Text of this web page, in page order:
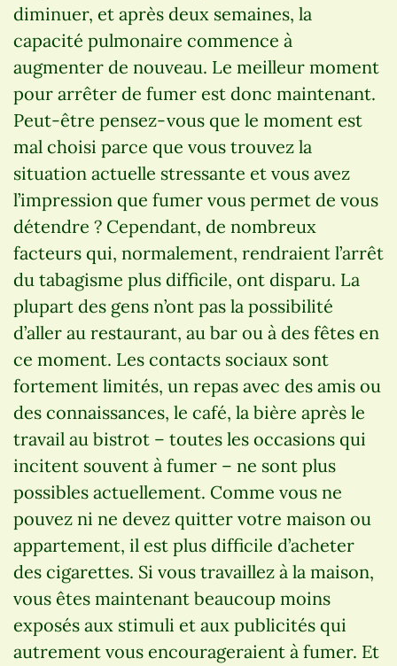
diminuer, et après deux semaines, la
capacité pulmonaire commence à
augmenter de nouveau. Le meilleur moment
pour arrêter de fumer est donc maintenant.
Peut-être pensez-vous que le moment est
mal choisi parce que vous trouvez la
situation actuelle stressante et vous avez
l’impression que fumer vous permet de vous
détendre ? Cependant, de nombreux
facteurs qui, normalement, rendraient l’arrêt
du tabagisme plus difficile, ont disparu. La
plupart des gens n’ont pas la possibilité
d’aller au restaurant, au bar ou à des fêtes en
ce moment. Les contacts sociaux sont
fortement limités, un repas avec des amis ou
des connaissances, le café, la bière après le
travail au bistrot – toutes les occasions qui
incitent souvent à fumer – ne sont plus
possibles actuellement. Comme vous ne
pouvez ni ne devez quitter votre maison ou
appartement, il est plus difficile d’acheter
des cigarettes. Si vous travaillez à la maison,
vous êtes maintenant beaucoup moins
exposés aux stimuli et aux publicités qui
autrement vous encourageraient à fumer. Et